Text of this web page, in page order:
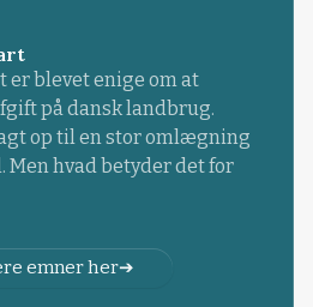
er blevet enige om at
på dansk landbrug.
op til en stor omlægning
Men hvad betyder det for
emner her